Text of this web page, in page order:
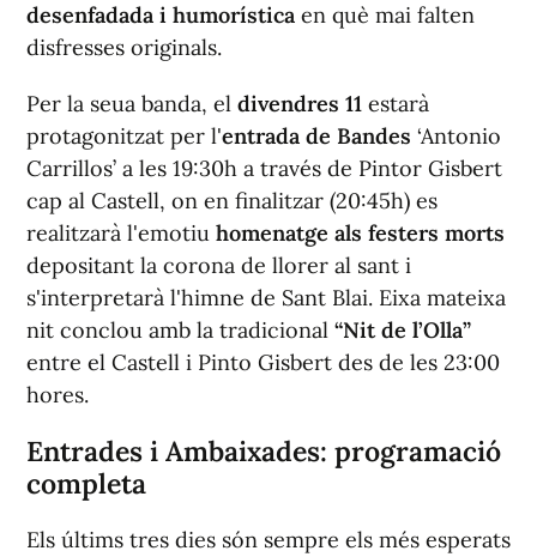
desenfadada i humorística en què mai falten
disfresses originals.
Per la seua banda, el divendres 11 estarà
protagonitzat per l'entrada de Bandes ‘Antonio
Carrillos’ a les 19:30h a través de Pintor Gisbert
cap al Castell, on en finalitzar (20:45h) es
realitzarà l'emotiu homenatge als festers morts
depositant la corona de llorer al sant i
s'interpretarà l'himne de Sant Blai. Eixa mateixa
nit conclou amb la tradicional “Nit de l’Olla”
entre el Castell i Pinto Gisbert des de les 23:00
hores.
Entrades i Ambaixades: programació
completa
Els últims tres dies són sempre els més esperats